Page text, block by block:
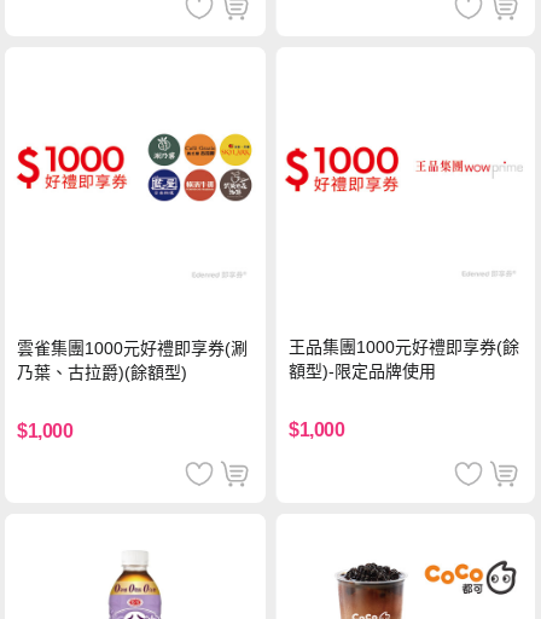
雲雀集團1000元好禮即享券(涮
乃葉、古拉爵)(餘額型)
$1,000
王品集團1000元好禮即享券(餘
額型)-限定品牌使用
$1,000